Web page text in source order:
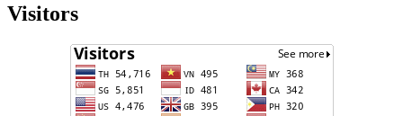
Visitors